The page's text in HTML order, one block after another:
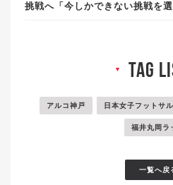
挑戦へ「今しかできない挑戦を
▼ tag
アルコ神戸 日本女子フットサ
福井丸岡ラ
一覧へ戻